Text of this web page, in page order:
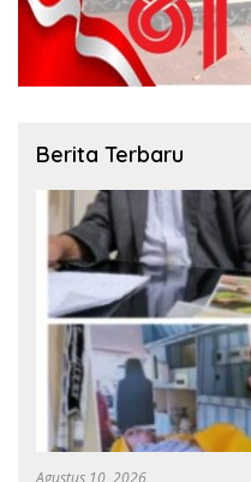
Berita Terbaru
Agustus 10, 2026